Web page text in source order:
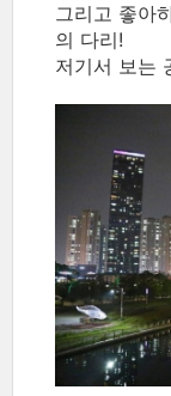
그리고 좋아
의 다리!
저기서 보는